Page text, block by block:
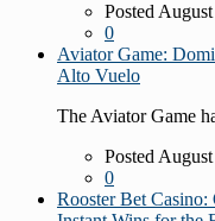
Posted
0
Aviator Game:
Alto Vuelo
The Aviator Game
Posted
0
Rooster Bet